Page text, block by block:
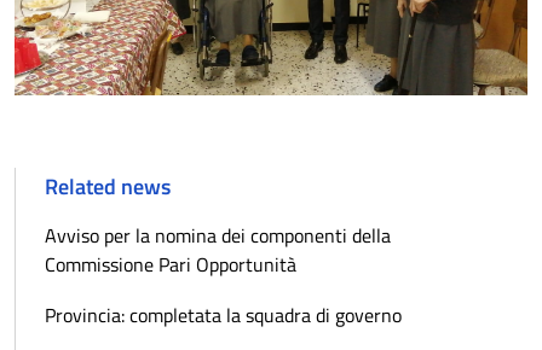
Related news
Avviso per la nomina dei componenti della
Commissione Pari Opportunità
Provincia: completata la squadra di governo